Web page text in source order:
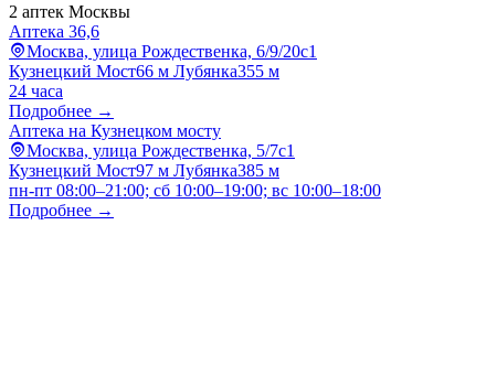
2 аптек Москвы
Аптека 36,6
Москва, улица Рождественка, 6/9/20с1
Кузнецкий Мост66 м Лубянка355 м
24 часа
Подробнее →
Аптека на Кузнецком мосту
Москва, улица Рождественка, 5/7с1
Кузнецкий Мост97 м Лубянка385 м
пн-пт 08:00–21:00; сб 10:00–19:00; вс 10:00–18:00
Подробнее →